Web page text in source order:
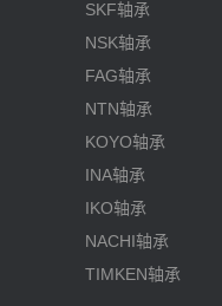
SKF轴承
NSK轴承
FAG轴承
NTN轴承
KOYO轴承
INA轴承
IKO轴承
NACHI轴承
TIMKEN轴承